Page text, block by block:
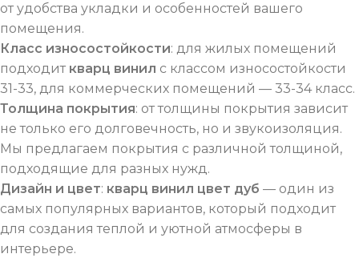
от удобства укладки и особенностей вашего
помещения.
Класс износостойкости: для жилых помещений
подходит кварц винил с классом износостойкости
31-33, для коммерческих помещений — 33-34 класс.
Толщина покрытия: от толщины покрытия зависит
не только его долговечность, но и звукоизоляция.
Мы предлагаем покрытия с различной толщиной,
подходящие для разных нужд.
Дизайн и цвет: кварц винил цвет дуб — один из
самых популярных вариантов, который подходит
для создания теплой и уютной атмосферы в
интерьере.